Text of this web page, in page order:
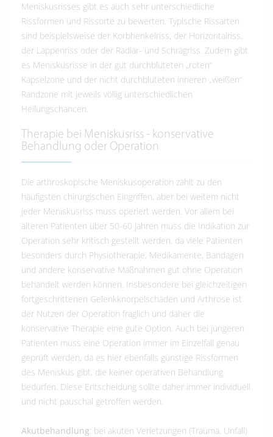
Meniskusrisses gibt es auch sehr unterschiedliche
Rissformen und Rissorte zu bewerten. Typische Rissarten
sind beispielsweise der Korbhenkelriss, der Horizontalriss,
der Lappenriss oder der Radiär- und Schrägriss. Zudem gibt
es Meniskusrisse in der gut durchbluteten „roten“
Kapselzone und der nicht durchbluteten inneren „weißen“
Randzone mit jeweils völlig unterschiedlichen
Heilungschancen.
Therapie bei Meniskusriss - konservative
Behandlung oder Operation
Die arthroskopische Meniskusoperation zählt zu den
häufigsten chirurgischen Eingriffen, aber bei weitem nicht
jeder Meniskusriss muss operiert werden. Vor allem bei
älteren Patienten über 50-60 Jahren muss die Indikation zur
Operation sehr kritisch gestellt werden, da viele Patienten
besonders durch Physiotherapie, Medikamente, Bandagen
und andere konservative Maßnahmen gut ohne Operation
behandelt werden können. Insbesondere bei gleichzeitigen
fortgeschrittenen Gelenkknorpelschäden und Arthrose ist
der Nutzen der Operation fraglich und daher die
konservative Therapie eine gute Option. Auch bei jüngeren
Patienten muss eine Operation immer im Einzelfall genau
geprüft werden, da es hier ebenfalls günstige Rissformen
des Meniskus gibt, die keiner operativen Behandlung
bedürfen. Diese Entscheidung sollte daher immer individuell
und nicht pauschal getroffen werden.
Akutbehandlung: bei akuten Verletzungen (Trauma, Unfall)